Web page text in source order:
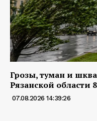
Грозы, туман и
Рязанской области
07.08.2026 14:39:26